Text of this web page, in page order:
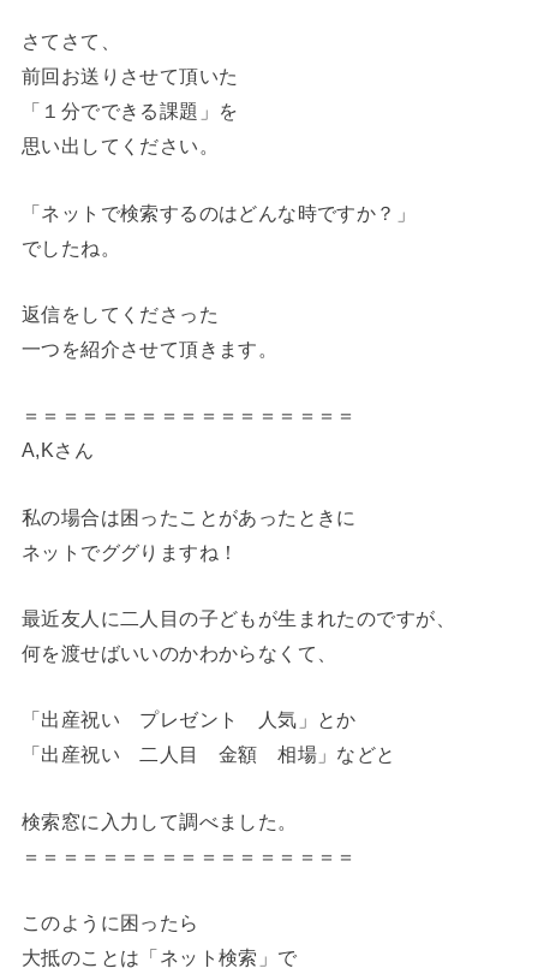
さてさて、
前回お送りさせて頂いた
「１分でできる課題」を
思い出してください。
「ネットで検索するのはどんな時ですか？」
でしたね。
返信をしてくださった
一つを紹介させて頂きます。
＝＝＝＝＝＝＝＝＝＝＝＝＝＝＝＝＝
A,Kさん
私の場合は困ったことがあったときに
ネットでググりますね！
最近友人に二人目の子どもが生まれたのですが、
何を渡せばいいのかわからなくて、
「出産祝い プレゼント 人気」とか
「出産祝い 二人目 金額 相場」などと
検索窓に入力して調べました。
＝＝＝＝＝＝＝＝＝＝＝＝＝＝＝＝＝
このように困ったら
大抵のことは「ネット検索」で